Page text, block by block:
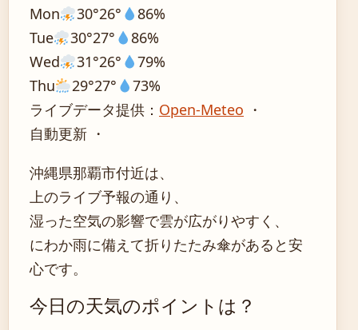
Mon
30°26°
86%
Tue
30°27°
86%
Wed
31°26°
79%
Thu
29°27°
73%
ライブデータ提供： Open-Meteo ・
自動更新 ・
沖縄県那覇市付近は、
上のライブ予報の通り、
湿った空気の影響で雲が広がりやすく、
にわか雨に備えて折りたたみ傘があると安
心です。
今日の天気のポイントは？